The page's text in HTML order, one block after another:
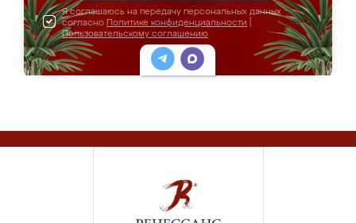
Я соглашаюсь на передачу персональных данных
согласно Политике конфиденциальности
Пользовательскому соглашению